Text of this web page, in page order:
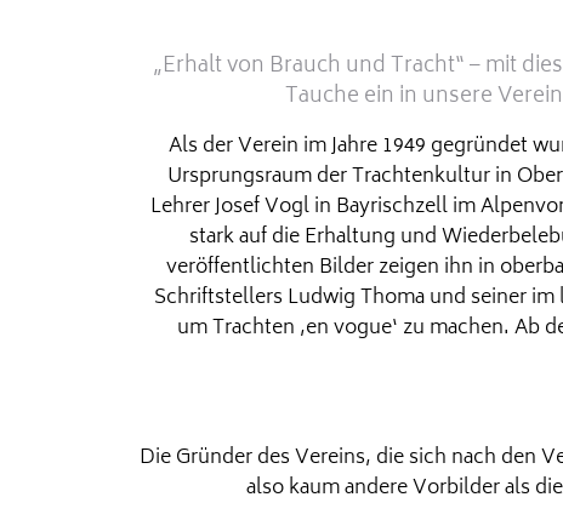
„Erhalt von Brauch und Tracht“ – mit
Tauche ein in unsere
Als der Verein im Jahre 1949 gegründet
Ursprungsraum der Trachtenkultur in
Lehrer Josef Vogl in Bayrischzell im
stark auf die Erhaltung und
veröffentlichten Bilder zeigen ihn in
Schriftstellers Ludwig Thoma und seiner
um Trachten ‚en vogue‘ zu machen. Ab
Die Gründer des Vereins, die sich nach den
also kaum andere Vorbilder als